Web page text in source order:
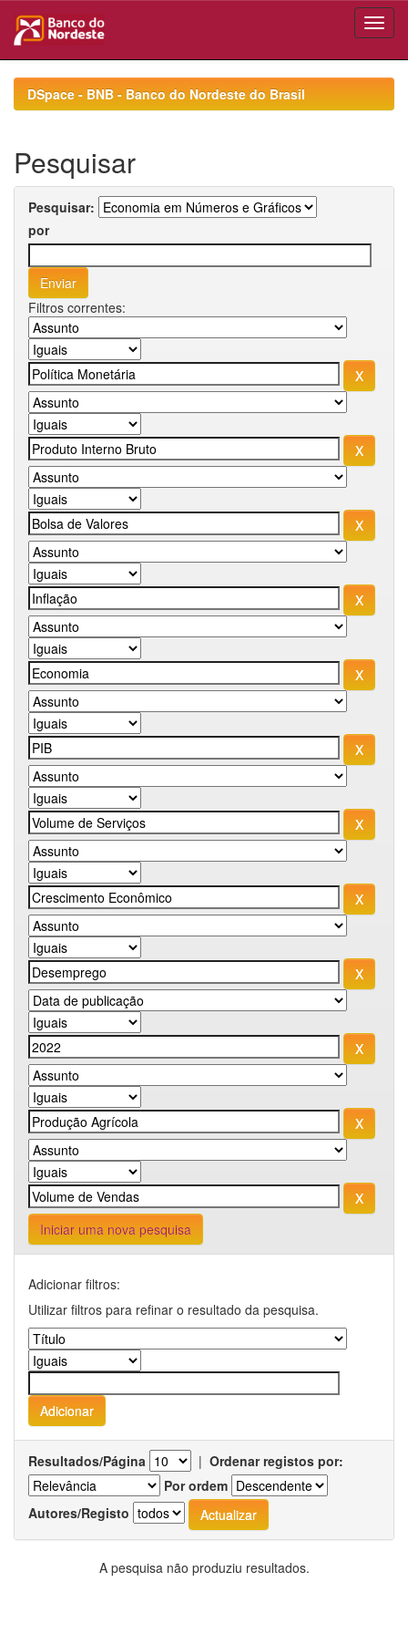
navigationDSpace - BNB - Banco do Nordeste do Brasil
Pesquisar
Pesquisar:
por
Filtros correntes:
Iniciar uma nova pesquisa
Adicionar filtros:
Utilizar filtros para refinar o resultado da pesquisa.
Resultados/Página | Ordenar registos por:
Por ordem
Autores/Registo
A pesquisa não produziu resultados.